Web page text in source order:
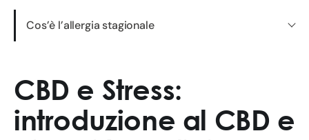
Cos’è l’allergia stagionale
CBD e Stress:
introduzione al CBD e